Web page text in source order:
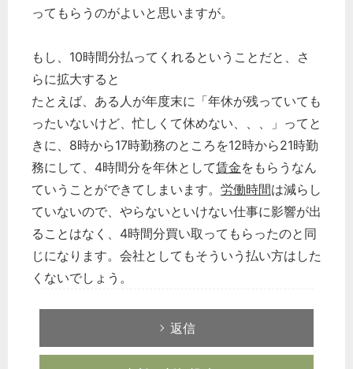
ってもらうのがよいと思いますが。
もし、10時間分払ってくれるということだと、さ
らに拡大すると
たとえば、ある人が年度末に「年休が残っていても
ったいないけど、忙しくて休めない、、、」ってと
きに、8時から17時勤務のところを12時から21時勤
務にして、4時間分を年休として賃金をもらうなん
ていうことができてしまいます。 労働時間は減らし
ていないので、やらないといけない仕事に影響が出
ることはなく、4時間分買い取ってもらったのと同
じになります。会社としてもそういう払い方はした
くないでしょう。
返信